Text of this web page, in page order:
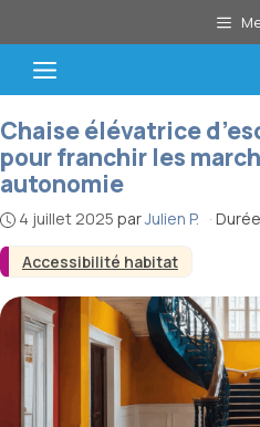
au
contenuMenu
Accessibilité habitat
Chaise élévatrice
pour franchir les
autonomie
4 juillet 2025 parJulien P. ·